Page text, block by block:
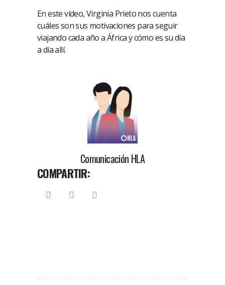
En este vídeo, Virginia Prieto nos cuenta
cuáles son sus motivaciones para seguir
viajando cada año a África y cómo es su día
a día allí.
Comunicación HLA
COMPARTIR: